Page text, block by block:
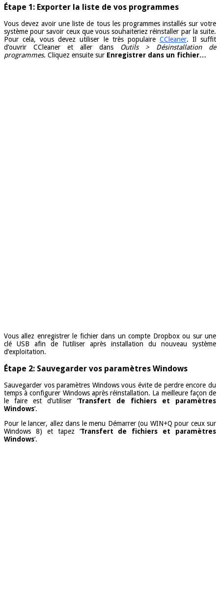
Étape 1: Exporter la liste de vos programmes
Vous devez avoir une liste de tous les programmes installés sur votre
système pour savoir ceux que vous souhaiteriez réinstaller par la suite.
Pour cela, vous devez utiliser le très populaire CCleaner. Il suffit
d’ouvrir CCleaner et aller dans Outils > Désinstallation de
programmes. Cliquez ensuite sur Enregistrer dans un fichier…
Vous allez enregistrer le fichier dans un compte Dropbox ou sur une
clé USB afin de l’utiliser après installation du nouveau système
d’exploitation.
Étape 2: Sauvegarder vos paramètres Windows
Sauvegarder vos paramètres Windows vous évite de perdre encore du
temps à configurer Windows après réinstallation. La meilleure façon de
le faire est d’utiliser ‘Transfert de fichiers et paramètres
Windows‘.
Pour le lancer, allez dans le menu Démarrer (ou WIN+Q pour ceux sur
Windows 8) et tapez ‘Transfert de fichiers et paramètres
Windows‘.